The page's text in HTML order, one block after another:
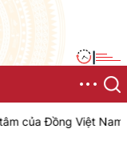
Nam với Đô la